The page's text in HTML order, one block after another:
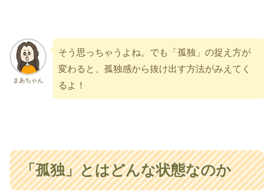
まあちゃん
そう思っちゃうよね。でも「孤独」の捉え方が
変わると、孤独感から抜け出す方法がみえてく
るよ！
「孤独」とはどんな状態なのか